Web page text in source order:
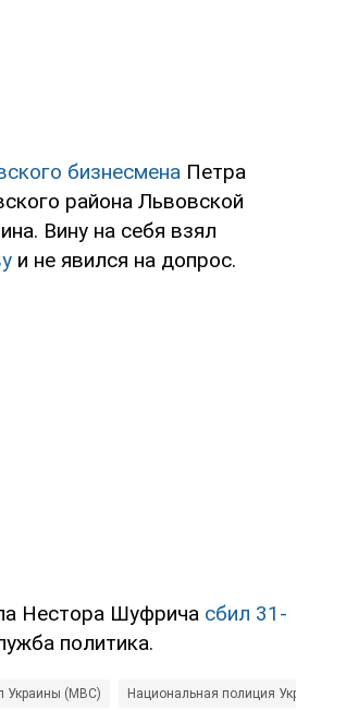
бизнесмена Петра
района Львовской
Вину на себя взял
и не явился на допрос.
Нестора Шуфрича сбил 31-
политика.
Украины (МВС) Национальная полиция Украины